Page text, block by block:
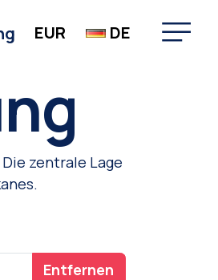
EUR DE
zentrale Lage
Entfernen